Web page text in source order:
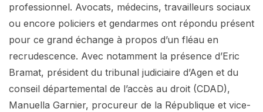
professionnel. Avocats, médecins, travailleurs sociaux
ou encore policiers et gendarmes ont répondu présent
pour ce grand échange à propos d’un fléau en
recrudescence. Avec notamment la présence d’Eric
Bramat, président du tribunal judiciaire d’Agen et du
conseil départemental de l’accès au droit (CDAD),
Manuella Garnier, procureur de la République et vice-